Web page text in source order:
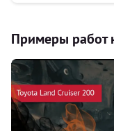
Примеры работ